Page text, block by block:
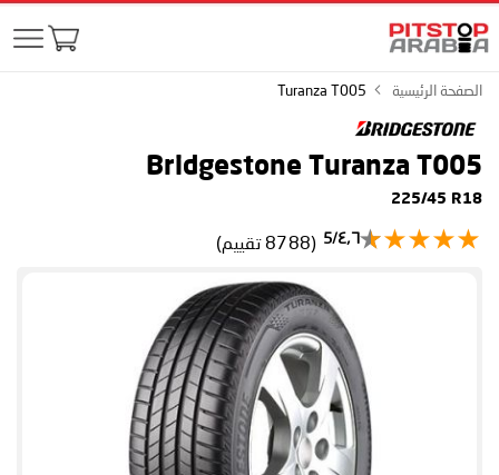
الصفحة الرئيسية Turanza T005
Bridgestone Turanza T005
225/45 R18
٤٫٦/5 (8788 تقييم)